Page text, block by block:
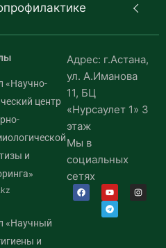
«Научно-
центр
и
«Научный
и
Адрес: г.Астана,
ул. А.Иманова
11, БЦ
«Нурсаулет 1» 3
этаж
Мы в
социальных
сетях